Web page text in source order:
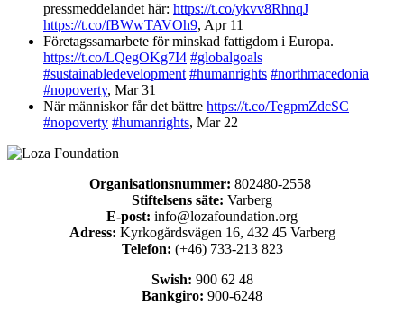
pressmeddelandet här: https://t.co/ykvv8RhnqJ
https://t.co/fBWwTAVOh9, Apr 11
Företagssamarbete för minskad fattigdom i Europa.
https://t.co/LQegOKg7I4 #globalgoals
#sustainabledevelopment #humanrights #northmacedonia
#nopoverty, Mar 31
När människor får det bättre https://t.co/TegpmZdcSC
#nopoverty #humanrights, Mar 22
Organisationsnummer: 802480-2558
Stiftelsens säte: Varberg
E-post: info@lozafoundation.org
Adress: Kyrkogårdsvägen 16, 432 45 Varberg
Telefon: (+46) 733-213 823
Swish: 900 62 48
Bankgiro: 900-6248